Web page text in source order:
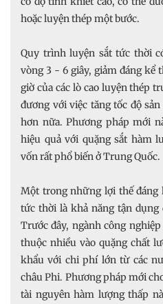
hoặc luyện thép một bước.
Quy trình luyện sắt tức thời
vòng 3 - 6 giây, giảm đáng kể
giờ của các lò cao luyện thép
đương với việc tăng tốc độ
hơn nữa. Phương pháp mới
hiệu quả với quặng sắt hàm
vốn rất phổ biến ở Trung Quốc.
Một trong những lợi thế đáng
tức thời là khả năng tận dụng
Trước đây, ngành công
thuộc nhiều vào quặng chất
khẩu với chi phí lớn từ các
châu Phi. Phương pháp mới
tài nguyên hàm lượng thấp